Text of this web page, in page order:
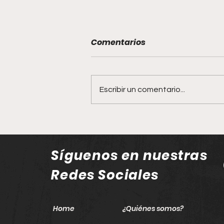
50 pesos: llega el Gran
Remate de Libros al
corazón de Guadalajara
Comentarios
Escribir un comentario...
Síguenos en nuestras
Redes Sociales
Home ¿Quiénes somos?